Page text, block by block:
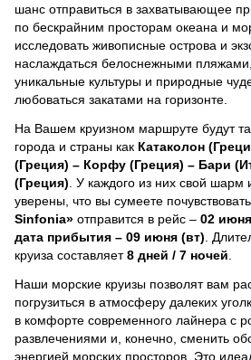
шанс отправиться в захватывающее
по бескрайним просторам океана и
исследовать живописные острова и
наслаждаться белоснежными
уникальные культуры и природные
любоваться закатами на горизонте.
На Вашем круизном маршруте будут
города и страны как Катаколон
(Греция) – Корфу (Греция) – Бари
(Греция) . У каждого из них свой
уверены, что вы сумеете почувствовать
Sinfonia» отправится в рейс – 02
дата прибытия – 09 июня (вт) .
круиза составляет8 дней / 7 ночей
Наши морские круизы позволят вам
погрузиться в атмосферу далеких
в комфорте современного лайнера с
развлечениями и, конечно, сменить
энергией морских просторов. Это